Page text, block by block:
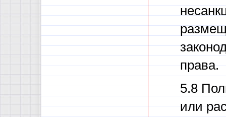
права.
5.8
или